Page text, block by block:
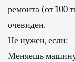
ремонта (от 100
очевиден.
Не нужен, если:
Меняешь машину